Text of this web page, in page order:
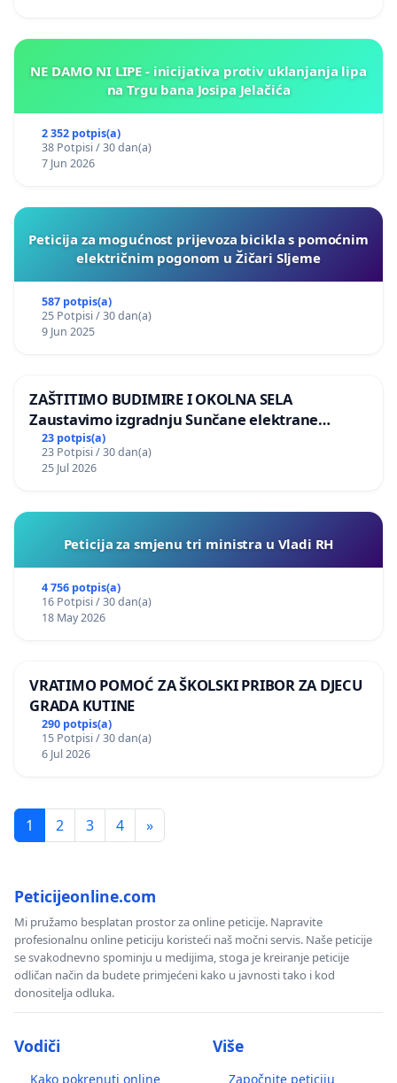
NE DAMO NI LIPE - inicijativa protiv uklanjanja lipa
na Trgu bana Josipa Jelačića
2 352 potpis(a)
38 Potpisi / 30 dan(a)
7 Jun 2026
Peticija za mogućnost prijevoza bicikla s pomoćnim
električnim pogonom u Žičari Sljeme
587 potpis(a)
25 Potpisi / 30 dan(a)
9 Jun 2025
ZAŠTITIMO BUDIMIRE I OKOLNA SELA
Zaustavimo izgradnju Sunčane elektrane
Vedrine na području Ugljana
23 potpis(a)
23 Potpisi / 30 dan(a)
25 Jul 2026
Peticija za smjenu tri ministra u Vladi RH
4 756 potpis(a)
16 Potpisi / 30 dan(a)
18 May 2026
VRATIMO POMOĆ ZA ŠKOLSKI PRIBOR ZA DJECU
GRADA KUTINE
290 potpis(a)
15 Potpisi / 30 dan(a)
6 Jul 2026
1 2 3 4 »
Peticijeonline.com
Mi pružamo besplatan prostor za online peticije. Napravite
profesionalnu online peticiju koristeći naš močni servis. Naše peticije
se svakodnevno spominju u medijima, stoga je kreiranje peticije
odličan način da budete primjećeni kako u javnosti tako i kod
donositelja odluka.
Vodiči
Kako pokrenuti online
Više
Započnite peticiju